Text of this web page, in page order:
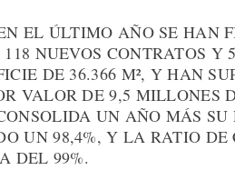
EL ÚLTIMO AÑO SE HAN
NUEVOS CONTRATOS Y
DE 36.366 M², Y HAN
VALOR DE 9,5 MILLONES
UN AÑO MÁS SU
UN 98,4%, Y LA RATIO DE
DEL 99%.